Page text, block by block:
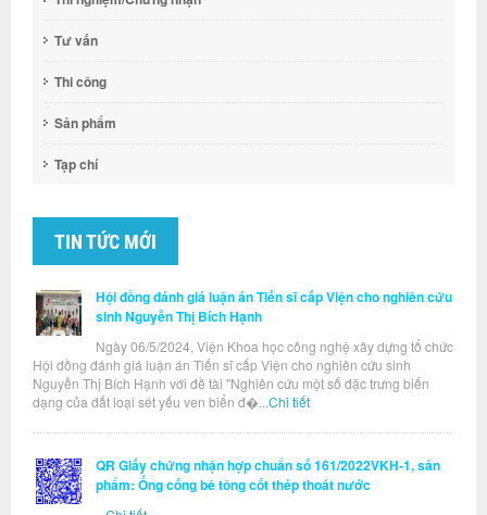
Tư vấn
Thi công
Sản phẩm
Tạp chí
TIN TỨC MỚI
Hội đồng đánh giá luận án Tiến sĩ cấp Viện cho nghiên cứu
sinh Nguyễn Thị Bích Hạnh
Ngày 06/5/2024, Viện Khoa học công nghệ xây dựng tổ chức
Hội đồng đánh giá luận án Tiến sĩ cấp Viện cho nghiên cứu sinh
Nguyễn Thị Bích Hạnh với đề tài "Nghiên cứu một số đặc trưng biến
dạng của đất loại sét yếu ven biển đ�... Chi tiết
QR Giấy chứng nhận hợp chuẩn số 161/2022VKH-1, sản
phẩm: Ống cống bê tông cốt thép thoát nước